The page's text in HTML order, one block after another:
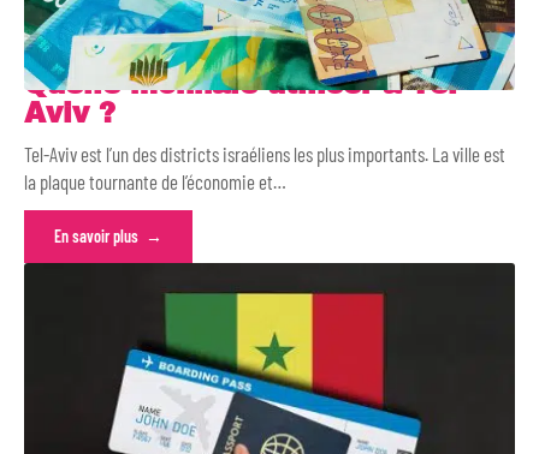
Quelle monnaie utiliser à Tel-
Aviv ?
Tel-Aviv est l’un des districts israéliens les plus importants. La ville est
la plaque tournante de l’économie et…
En savoir plus